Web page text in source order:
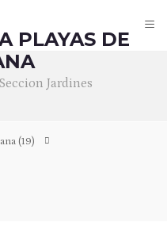
≡
PLAYAS DE
Jardines
(19)